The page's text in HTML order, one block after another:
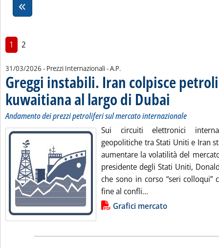
1 2
31/03/2026 - Prezzi Internazionali -di:
A.P.
Greggi instabili. Iran colpisce
kuwaitiana al largo di Dubai . Sottotitolo:
. Pubblicata
Andamento dei prezzi petroliferi sul mercato internazionale
Sui circuiti elettronici
geopolitiche tra Stati Uniti e Iran
aumentare la volatilità del
presidente degli Stati Uniti,
che sono in corso “seri colloqui”
fine al confli...
Lista allegati PDF alla notiziaGrafici mercato